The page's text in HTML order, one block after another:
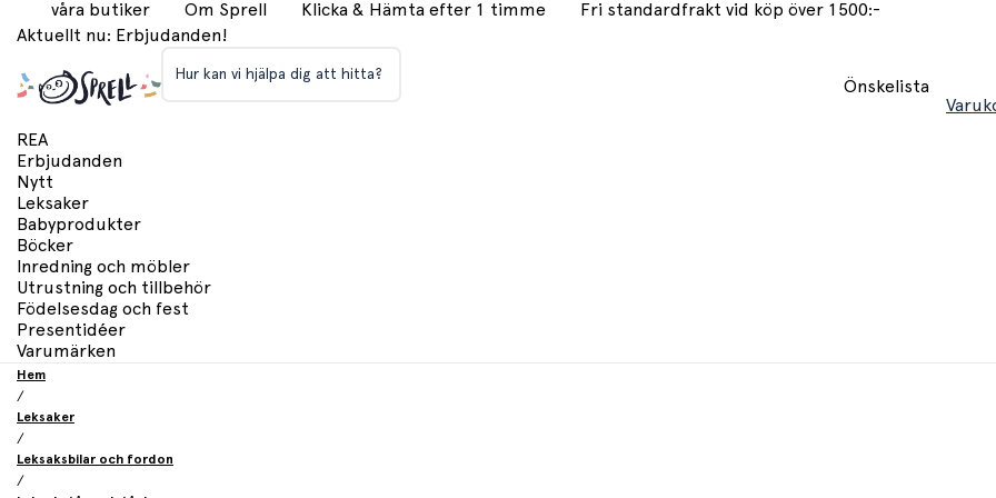
våra butiker Om Sprell Klicka & Hämta efter 1 timme
Fri standardfrakt vid köp över 1500:-
Aktuellt nu: Erbjudanden!
Hur kan vi hjälpa dig att hitta?
Önskelista
REA
Erbjudanden
Nytt
Leksaker
Babyprodukter
Böcker
Inredning och möbler
Utrustning och tillbehör
Födelsesdag och fest
Presentidéer
Varumärken
Hem
/
Leksaker
/
Leksaksbilar och fordon
/